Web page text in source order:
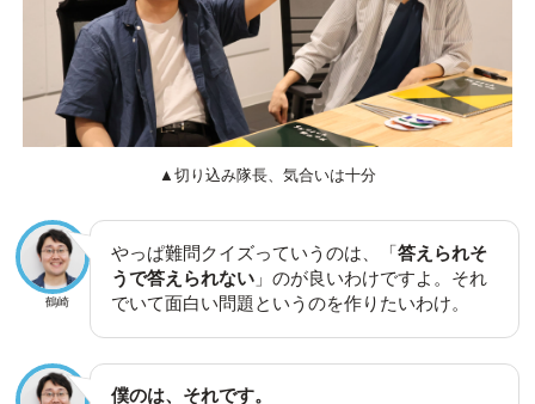
▲切り込み隊長、気合いは十分
鶴崎
やっぱ難問クイズっていうのは、「答えられそ
うで答えられない 」のが良いわけですよ。それ
でいて面白い問題というのを作りたいわけ。
僕のは、それです。